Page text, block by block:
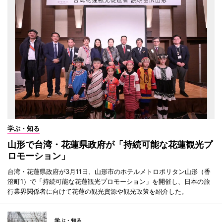
学ぶ・知る
山形で台湾・花蓮県政府が「持続可能な花蓮観光プ
ロモーション」
台湾・花蓮県政府が3月11日、山形市のホテルメトロポリタン山形（香
澄町1）で「持続可能な花蓮観光プロモーション」を開催し、日本の旅
行業界関係者に向けて花蓮の観光資源や観光政策を紹介した。
学ぶ・知る